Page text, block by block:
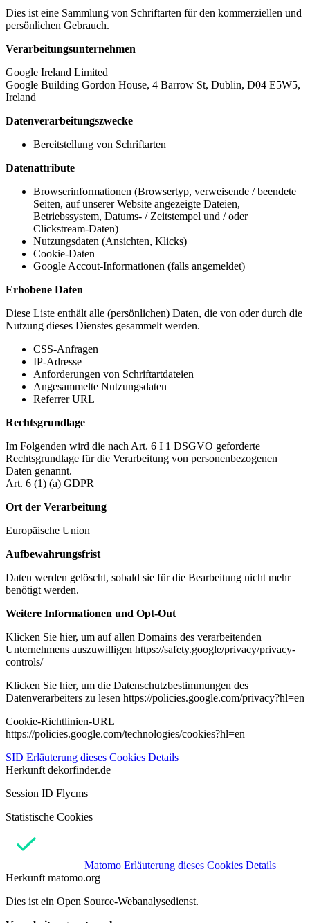
Dies ist eine Sammlung von Schriftarten für den kommerziellen und
persönlichen Gebrauch.
Verarbeitungsunternehmen
Google Ireland Limited
Google Building Gordon House, 4 Barrow St, Dublin, D04 E5W5,
Ireland
Datenverarbeitungszwecke
Bereitstellung von Schriftarten
Datenattribute
Browserinformationen (Browsertyp, verweisende / beendete
Seiten, auf unserer Website angezeigte Dateien,
Betriebssystem, Datums- / Zeitstempel und / oder
Clickstream-Daten)
Nutzungsdaten (Ansichten, Klicks)
Cookie-Daten
Google Accout-Informationen (falls angemeldet)
Erhobene Daten
Diese Liste enthält alle (persönlichen) Daten, die von oder durch die
Nutzung dieses Dienstes gesammelt werden.
CSS-Anfragen
IP-Adresse
Anforderungen von Schriftartdateien
Angesammelte Nutzungsdaten
Referrer URL
Rechtsgrundlage
Im Folgenden wird die nach Art. 6 I 1 DSGVO geforderte
Rechtsgrundlage für die Verarbeitung von personenbezogenen
Daten genannt.
Art. 6 (1) (a) GDPR
Ort der Verarbeitung
Europäische Union
Aufbewahrungsfrist
Daten werden gelöscht, sobald sie für die Bearbeitung nicht mehr
benötigt werden.
Weitere Informationen und Opt-Out
Klicken Sie hier, um auf allen Domains des verarbeitenden
Unternehmens auszuwilligen https://safety.google/privacy/privacy-
controls/
Klicken Sie hier, um die Datenschutzbestimmungen des
Datenverarbeiters zu lesen https://policies.google.com/privacy?hl=en
Cookie-Richtlinien-URL
https://policies.google.com/technologies/cookies?hl=en
SID Erläuterung dieses Cookies Details
Herkunft dekorfinder.de
Session ID Flycms
Statistische Cookies
Matomo Erläuterung dieses Cookies Details
Herkunft matomo.org
Dies ist ein Open Source-Webanalysedienst.